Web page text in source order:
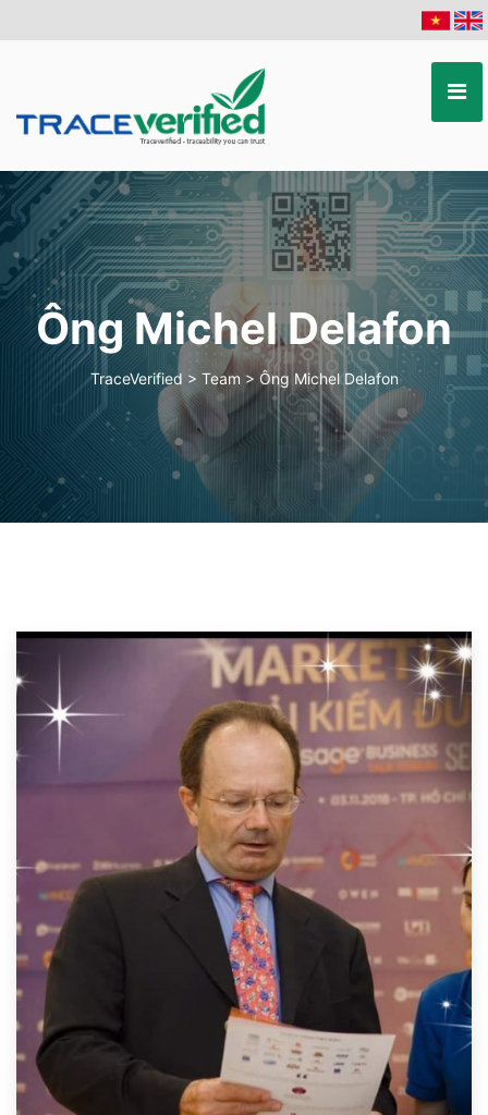
Ông Michel Delafon
TraceVerified > Team >Ông Michel Delafon